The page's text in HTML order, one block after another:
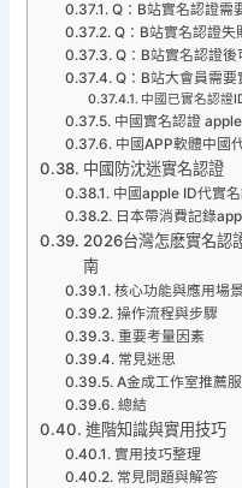
Q：B站實名認證需
Q：B站實名認證失
Q：B站實名認證後
Q：B站大會員需要
中國已實名認證
中國實名認證
中國APP軟體中國
中國防沈迷實名認證
中國apple ID代實
日本帶消費記錄
2026台灣怎麽實名認
南
核心功能與應用場景
操作流程與步驟
重要考量因素
常見迷思
A金成工作室推薦
總結
進階知識與實用技巧
實用技巧整理
常見問題與解答